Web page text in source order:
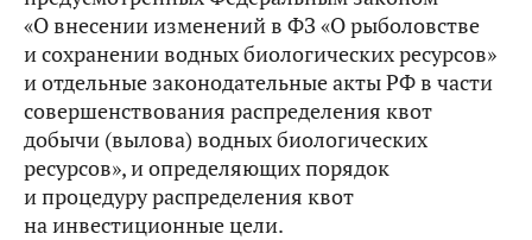
«О внесении изменений в ФЗ «О рыболовстве
и сохранении водных биологических ресурсов»
и отдельные законодательные акты РФ в части
совершенствования распределения квот
добычи (вылова) водных биологических
ресурсов», и определяющих порядок
и процедуру распределения квот
на инвестиционные цели.